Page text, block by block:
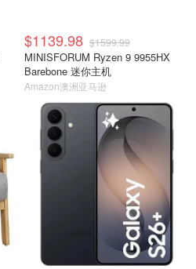
$1139.98 $1599.99
MINISFORUM Ryzen 9 9955HX
Barebone 迷你主机
Amazon澳洲亚马逊